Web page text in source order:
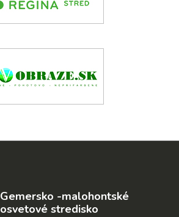
Gemersko -malohontské
osvetové stredisko